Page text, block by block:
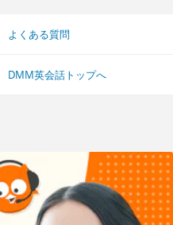
よくある質問
DMM英会話トップへ